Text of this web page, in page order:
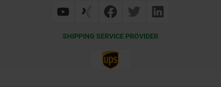
SHIPPING SERVICE PROVIDER